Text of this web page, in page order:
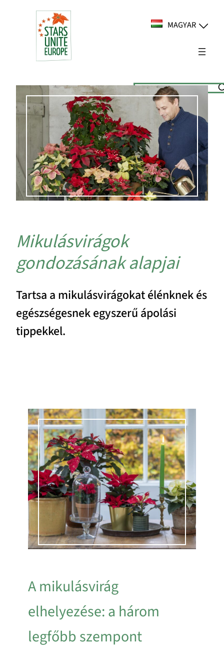
tartalomhoz
MAGYAR
Suchen
Mikulásvirágok
gondozásának alapjai
Tartsa a mikulásvirágokat élénknek és
egészségesnek egyszerű ápolási
tippekkel.
A mikulásvirág
elhelyezése: a három
legfőbb szempont